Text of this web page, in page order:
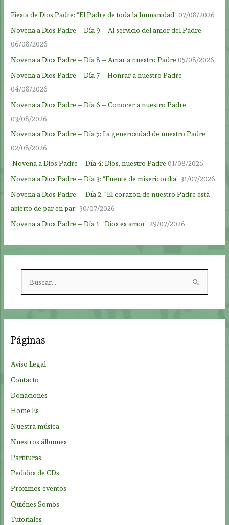
Fiesta de Dios Padre: “El Padre de toda la humanidad” 07/08/2026
Novena a Dios Padre – Día 9 – Al servicio del amor del Padre
06/08/2026
Novena a Dios Padre – Día 8 – Amar a nuestro Padre 05/08/2026
Novena a Dios Padre – Día 7 – Honrar a nuestro Padre
04/08/2026
Novena a Dios Padre – Día 6 – Conocer a nuestro Padre
03/08/2026
Novena a Dios Padre – Día 5: La generosidad de nuestro Padre
02/08/2026
Novena a Dios Padre – Día 4: Dios, nuestro Padre 01/08/2026
Novena a Dios Padre – Día 3: “Fuente de misericordia” 31/07/2026
Novena a Dios Padre – Día 2: “El corazón de nuestro Padre está
abierto de par en par” 30/07/2026
Novena a Dios Padre – Día 1: “Dios es amor” 29/07/2026
r
:
Páginas
Aviso Legal
Contacto
Donaciones
Home Es
Nuestra música
Nuestros álbumes
Partituras
Pedidos de CDs
Próximos eventos
Quiénes Somos
Tutoriales